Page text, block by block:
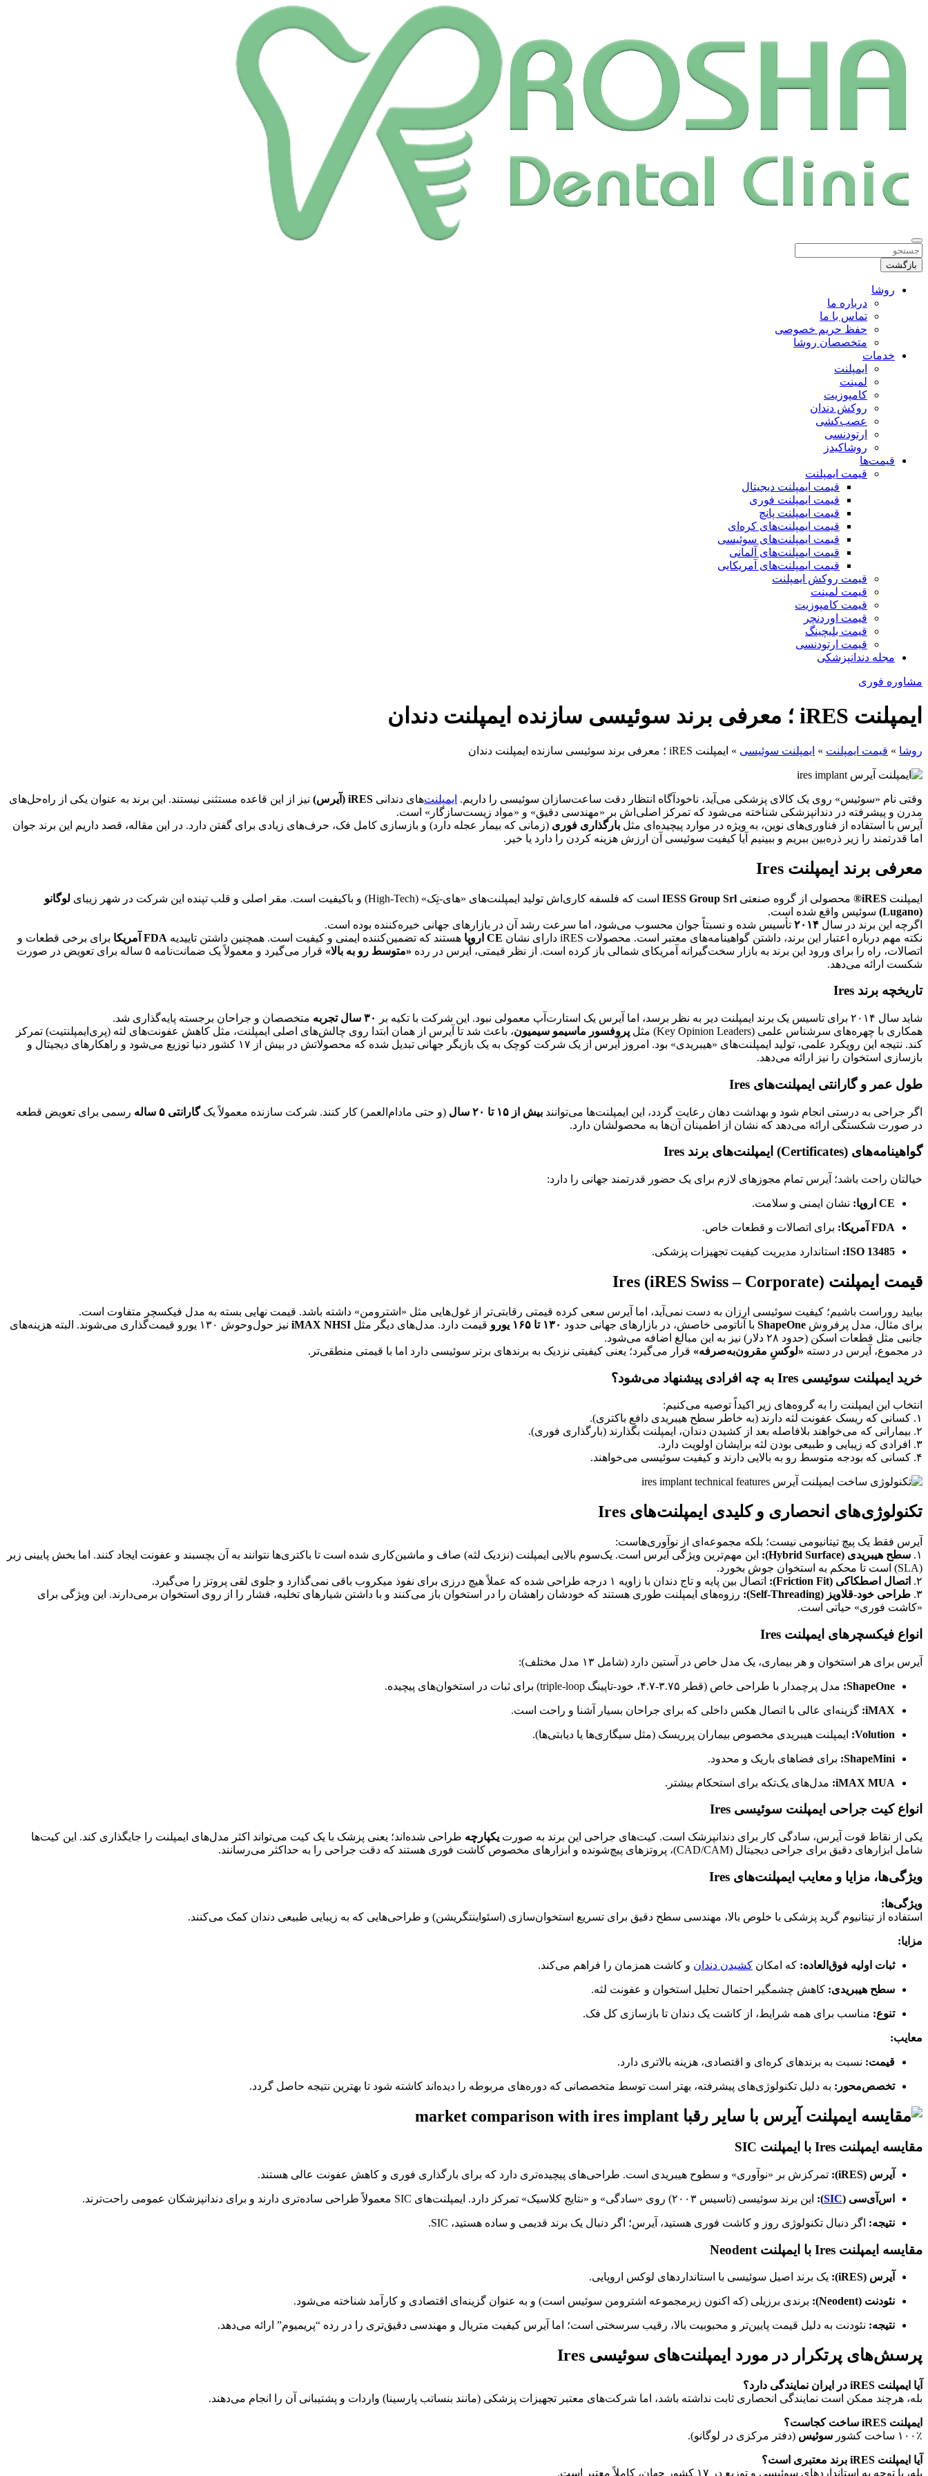
بازگشت
روشا
درباره ما
تماس با ما
حفظ حریم خصوصی
متخصصان روشا
خدمات
ایمپلنت
لمینت
کامپوزیت
روکش دندان
عصب‌کشی
ارتودنسی
روشاکیدز
قیمت‌ها
قیمت ایمپلنت
قیمت ایمپلنت دیجیتال
قیمت ایمپلنت فوری
قیمت ایمپلنت پانچ
قیمت ایمپلنت‌های کره‌ای
قیمت ایمپلنت‌های سوئیسی
قیمت ایمپلنت‌های آلمانی
قیمت ایمپلنت‌های آمریکایی
قیمت روکش ایمپلنت
قیمت لمینت
قیمت کامپوزیت
قیمت اوردنچر
قیمت بلیچینگ
قیمت ارتودنسی
مجله دندانپزشکی
مشاوره فوری
ایمپلنت iRES ؛ معرفی برند سوئیسی سازنده ایمپلنت دندان
روشا » قیمت ایمپلنت » ایمپلنت سوئیسی » ایمپلنت iRES ؛ معرفی برند سوئیسی سازنده ایمپلنت دندان
وقتی نام «سوئیس» روی یک کالای پزشکی می‌آید، ناخودآگاه انتظار دقت ساعت‌سازان سوئیسی را داریم. ایمپلنت‌های دندانی iRES (آیرس)
نیز از این قاعده مستثنی نیستند. این برند به عنوان یکی از راه‌حل‌های
مدرن و پیشرفته در دندانپزشکی شناخته می‌شود که تمرکز اصلی‌اش بر «مهندسی دقیق» و «مواد زیست‌سازگار» است.
آیرس با استفاده از فناوری‌های نوین، به ویژه در موارد پیچیده‌ای مثل بارگذاری فوری (زمانی که بیمار عجله دارد) و بازسازی کامل فک، حرف‌های زیادی برای گفتن دارد. در این مقاله، قصد داریم این برند جوان
اما قدرتمند را زیر ذره‌بین ببریم و ببینیم آیا کیفیت سوئیسی آن ارزش هزینه کردن را دارد یا خیر.
معرفی برند ایمپلنت Ires
ایمپلنت iRES® محصولی از گروه صنعتی IESS Group Srl است که فلسفه کاری‌اش تولید ایمپلنت‌های «های-تِک» (High-Tech) و باکیفیت است. مقر اصلی و قلب تپنده این شرکت در شهر زیبای
لوگانو
(Lugano)
سوئیس واقع شده است.
اگرچه این برند در سال ۲۰۱۴ تأسیس شده و نسبتاً جوان محسوب می‌شود، اما سرعت رشد آن در بازارهای جهانی خیره‌کننده بوده است.
نکته مهم درباره اعتبار این برند، داشتن گواهینامه‌های معتبر است. محصولات iRES دارای نشان
CE اروپا هستند که تضمین‌کننده ایمنی و کیفیت است. همچنین داشتن تاییدیه FDA آمریکا
برای برخی قطعات و
اتصالات، راه را برای ورود این برند به بازار سخت‌گیرانه آمریکای شمالی باز کرده است. از نظر قیمتی، آیرس در رده «متوسط رو به بالا»
قرار می‌گیرد و معمولاً یک ضمانت‌نامه ۵ ساله برای تعویض در صورت
شکست ارائه می‌دهد.
تاریخچه برند Ires
شاید سال ۲۰۱۴ برای تاسیس یک برند ایمپلنت دیر به نظر برسد، اما آیرس یک استارت‌آپ معمولی نبود. این شرکت با تکیه بر ۳۰ سال تجربه
متخصصان و جراحان برجسته پایه‌گذاری شد.
همکاری با چهره‌های سرشناس علمی (Key Opinion Leaders) مثل
پروفسور ماسیمو سیمیون، باعث شد تا آیرس از همان ابتدا روی چالش‌های اصلی ایمپلنت، مثل کاهش عفونت‌های لثه (پری‌ایمپلنتیت) تمرکز
کند. نتیجه این رویکرد علمی، تولید ایمپلنت‌های «هیبریدی» بود. امروز آیرس از یک شرکت کوچک به یک بازیگر جهانی تبدیل شده که محصولاتش در بیش از ۱۷ کشور دنیا توزیع می‌شود و راهکارهای دیجیتال و
بازسازی استخوان را نیز ارائه می‌دهد.
طول عمر و گارانتی ایمپلنت‌های Ires
اگر جراحی به درستی انجام شود و بهداشت دهان رعایت گردد، این ایمپلنت‌ها می‌توانند بیش از ۱۵ تا ۲۰ سال (و حتی مادام‌العمر) کار کنند. شرکت سازنده معمولاً یکگارانتی ۵ ساله
رسمی برای تعویض قطعه
در صورت شکستگی ارائه می‌دهد که نشان از اطمینان آن‌ها به محصولشان دارد.
گواهینامه‌های (Certificates) ایمپلنت‌های برند Ires
خیالتان راحت باشد؛ آیرس تمام مجوزهای لازم برای یک حضور قدرتمند جهانی را دارد:
CE اروپا: نشان ایمنی و سلامت.
FDA آمریکا: برای اتصالات و قطعات خاص.
ISO 13485: استاندارد مدیریت کیفیت تجهیزات پزشکی.
قیمت ایمپلنت Ires (iRES Swiss – Corporate)
بیایید روراست باشیم؛ کیفیت سوئیسی ارزان به دست نمی‌آید، اما آیرس سعی کرده قیمتی رقابتی‌تر از غول‌هایی مثل «اشترومن» داشته باشد. قیمت نهایی بسته به مدل فیکسچر متفاوت است.
برای مثال، مدل پرفروش ShapeOne با آناتومی خاصش، در بازارهای جهانی حدود ۱۳۰ تا ۱۶۵ یورو قیمت دارد. مدل‌های دیگر مثل iMAX NHSI
نیز حول‌وحوش ۱۳۰ یورو قیمت‌گذاری می‌شوند. البته هزینه‌های
جانبی مثل قطعات اسکن (حدود ۲۸ دلار) نیز به این مبالغ اضافه می‌شود.
در مجموع، آیرس در دسته «لوکسِ مقرون‌به‌صرفه» قرار می‌گیرد؛ یعنی کیفیتی نزدیک به برندهای برتر سوئیسی دارد اما با قیمتی منطقی‌تر.
خرید ایمپلنت سوئیسی Ires به چه افرادی پیشنهاد می‌شود؟
انتخاب این ایمپلنت را به گروه‌های زیر اکیداً توصیه می‌کنیم:
۱. کسانی که ریسک عفونت لثه دارند (به خاطر سطح هیبریدی دافع باکتری).
۲. بیمارانی که می‌خواهند بلافاصله بعد از کشیدن دندان، ایمپلنت بگذارند (بارگذاری فوری).
۳. افرادی که زیبایی و طبیعی بودن لثه برایشان اولویت دارد.
۴. کسانی که بودجه متوسط رو به بالایی دارند و کیفیت سوئیسی می‌خواهند.
تکنولوژی‌های انحصاری و کلیدی ایمپلنت‌های Ires
آیرس فقط یک پیچ تیتانیومی نیست؛ بلکه مجموعه‌ای از نوآوری‌هاست:
۱. سطح هیبریدی (Hybrid Surface):
این مهم‌ترین ویژگی آیرس است. یک‌سوم بالایی ایمپلنت (نزدیک لثه) صاف و ماشین‌کاری شده است تا باکتری‌ها نتوانند به آن بچسبند و عفونت ایجاد کنند. اما بخش پایینی زبر
(SLA) است تا محکم به استخوان جوش بخورد.
۲.
اتصال اصطکاکی (Friction Fit):
اتصال بین پایه و تاج دندان با زاویه ۱ درجه طراحی شده که عملاً هیچ درزی برای نفوذ میکروب باقی نمی‌گذارد و جلوی لقی پروتز را می‌گیرد.
۳. طراحی خود-قلاویز (Self-Threading):
رزوه‌های ایمپلنت طوری هستند که خودشان راهشان را در استخوان باز می‌کنند و با داشتن شیارهای تخلیه، فشار را از روی استخوان برمی‌دارند. این ویژگی برای
«کاشت فوری» حیاتی است.
انواع فیکسچرهای ایمپلنت Ires
آیرس برای هر استخوان و هر بیماری، یک مدل خاص در آستین دارد (شامل ۱۳ مدل مختلف):
ShapeOne: مدل پرچمدار با طراحی خاص (قطر ۳.۷۵-۴.۷، خود-تاپینگ triple-loop) برای ثبات در استخوان‌های پیچیده.
iMAX: گزینه‌ای عالی با اتصال هکس داخلی که برای جراحان بسیار آشنا و راحت است.
Volution: ایمپلنت هیبریدی مخصوص بیماران پرریسک (مثل سیگاری‌ها یا دیابتی‌ها).
ShapeMini: برای فضا‌های باریک و محدود.
iMAX MUA: مدل‌های یک‌تکه برای استحکام بیشتر.
انواع کیت جراحی ایمپلنت سوئیسی Ires
یکی از نقاط قوت آیرس، سادگی کار برای دندانپزشک است. کیت‌های جراحی این برند به صورت یکپارچه طراحی شده‌اند؛ یعنی پزشک با یک کیت می‌تواند اکثر مدل‌های ایمپلنت را جایگذاری کند. این کیت‌ها
شامل ابزارهای دقیق برای جراحی دیجیتال (CAD/CAM)، پروتزهای پیچ‌شونده و ابزارهای مخصوص کاشت فوری هستند که دقت جراحی را به حداکثر می‌رسانند.
ویژگی‌‌ها، مزایا و معایب ایمپلنت‌های Ires
ویژگی‌ها:
استفاده از تیتانیوم گرید پزشکی با خلوص بالا، مهندسی سطح دقیق برای تسریع استخوان‌سازی (اسئواینتگریشن) و طراحی‌هایی که به زیبایی طبیعی دندان کمک می‌کنند.
مزایا:
ثبات اولیه فوق‌العاده: که امکان کشیدن دندان و کاشت همزمان را فراهم می‌کند.
سطح هیبریدی: کاهش چشمگیر احتمال تحلیل استخوان و عفونت لثه.
تنوع: مناسب برای همه شرایط، از کاشت یک دندان تا بازسازی کل فک.
معایب:
قیمت: نسبت به برندهای کره‌ای و اقتصادی، هزینه بالاتری دارد.
تخصص‌محور: به دلیل تکنولوژی‌های پیشرفته، بهتر است توسط متخصصانی که دوره‌های مربوطه را دیده‌اند کاشته شود تا بهترین نتیجه حاصل گردد.
مقایسه ایمپلنت Ires با ایمپلنت SIC
آیرس (iRES): تمرکزش بر «نوآوری» و سطوح هیبریدی است. طراحی‌های پیچیده‌تری دارد که برای بارگذاری فوری و کاهش عفونت عالی هستند.
اس‌آی‌سی (SIC
): این برند سوئیسی (تاسیس ۲۰۰۳) روی «سادگی» و «نتایج کلاسیک» تمرکز دارد. ایمپلنت‌های SIC معمولاً طراحی ساده‌تری دارند و برای دندانپزشکان عمومی راحت‌ترند.
نتیجه: اگر دنبال تکنولوژی روز و کاشت فوری هستید، آیرس؛ اگر دنبال یک برند قدیمی و ساده هستید، SIC.
مقایسه ایمپلنت Ires با ایمپلنت Neodent
آیرس (iRES): یک برند اصیل سوئیسی با استانداردهای لوکس اروپایی.
نئودنت (Neodent): برندی برزیلی (که اکنون زیرمجموعه اشترومن سوئیس است) و به عنوان گزینه‌ای اقتصادی و کارآمد شناخته می‌شود.
نتیجه: نئودنت به دلیل قیمت پایین‌تر و محبوبیت بالا، رقیب سرسختی است؛ اما آیرس کیفیت متریال و مهندسی دقیق‌تری را در رده “پریمیوم” ارائه می‌دهد.
پرسش‌های پرتکرار در مورد ایمپلنت‌های سوئیسی Ires
آیا ایمپلنت iRES در ایران نمایندگی دارد؟
بله، هرچند ممکن است نمایندگی انحصاری ثابت نداشته باشد، اما شرکت‌های معتبر تجهیزات پزشکی (مانند بنساتب پارسینا) واردات و پشتیبانی آن را انجام می‌دهند.
ایمپلنت iRES ساخت کجاست؟
۱۰۰٪ ساخت کشور
سوئیس (دفتر مرکزی در لوگانو).
آیا ایمپلنت iRES برند معتبری است؟
بله، با توجه به استانداردهای سوئیسی و توزیع در ۱۷ کشور جهان، کاملاً معتبر است.